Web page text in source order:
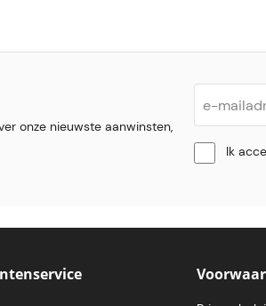
onze nieuwste aanwinsten,
Ik